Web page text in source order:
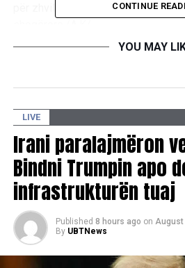
për zhvillimin e aktiviteteve
Arrestohet një zyrtar në Kaçanik,
keqpërdorim të detyrës zyrtare
DON'T MISS
Inteligjenca Artificiale dhe e
fokus të Akademisë Verore të
CONTINUE
YOU MAY
LIVE
Irani paralajmëron
Bindni Trumpin apo
infrastrukturën tuaj
Published 8 hours ago on August
By UBTNews